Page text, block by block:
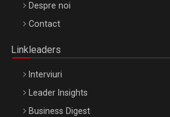
Be Inspired. Make it Happen!, ARTEMIS
Octombrie
Despre noi
Contact
Linkleaders
Interviuri
Leader Insights
Business Digest